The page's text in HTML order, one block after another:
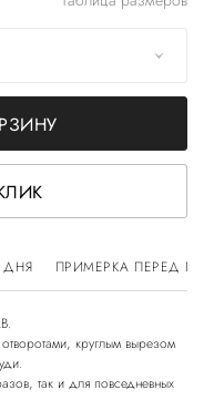
ДНЯ ПРИМЕРКА ПЕРЕД
круглым вырезом
так и для повседневных